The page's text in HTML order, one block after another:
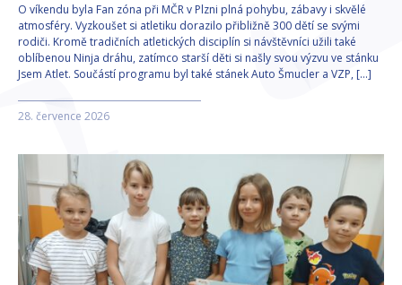
O víkendu byla Fan zóna při MČR v Plzni plná pohybu, zábavy i skvělé
atmosféry. Vyzkoušet si atletiku dorazilo přibližně 300 dětí se svými
rodiči. Kromě tradičních atletických disciplín si návštěvníci užili také
oblíbenou Ninja dráhu, zatímco starší děti si našly svou výzvu ve stánku
Jsem Atlet. Součástí programu byl také stánek Auto Šmucler a VZP, […]
28. července 2026